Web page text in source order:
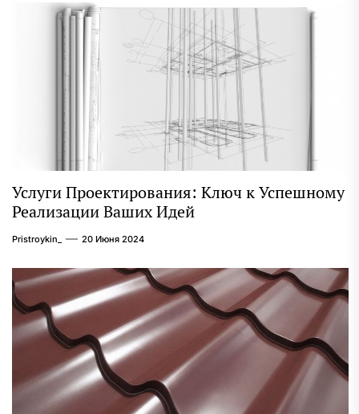
Услуги Проектирования: Ключ к Успешному
Реализации Ваших Идей
Pristroykin_ 20 Июня 2024